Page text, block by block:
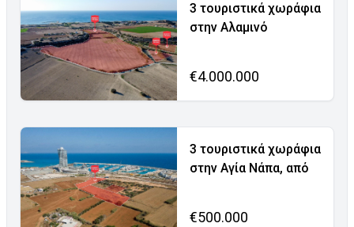
3 τουριστικά χωράφια
στην Αλαμινό
€4.000.000
3 τουριστικά χωράφια
στην Αγία Νάπα, από
€500.000